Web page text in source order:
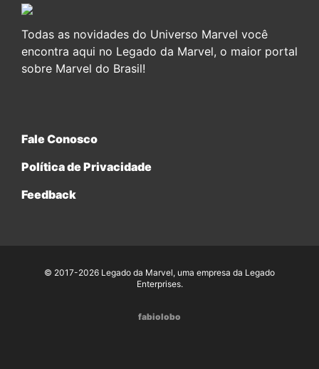
Todas as novidades do Universo Marvel você
encontra aqui no Legado da Marvel, o maior portal
sobre Marvel do Brasil!
Fale Conosco
Política de Privacidade
Feedback
© 2017-2026 Legado da Marvel, uma empresa da Legado
Enterprises.
fabiolobo